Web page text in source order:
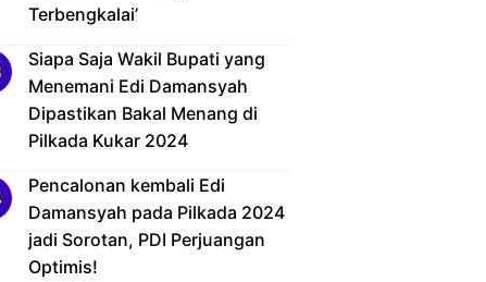
Terbengkalai’
Siapa Saja Wakil Bupati yang
Menemani Edi Damansyah
Dipastikan Bakal Menang di
Pilkada Kukar 2024
Pencalonan kembali Edi
Damansyah pada Pilkada 2024
jadi Sorotan, PDI Perjuangan
Optimis!